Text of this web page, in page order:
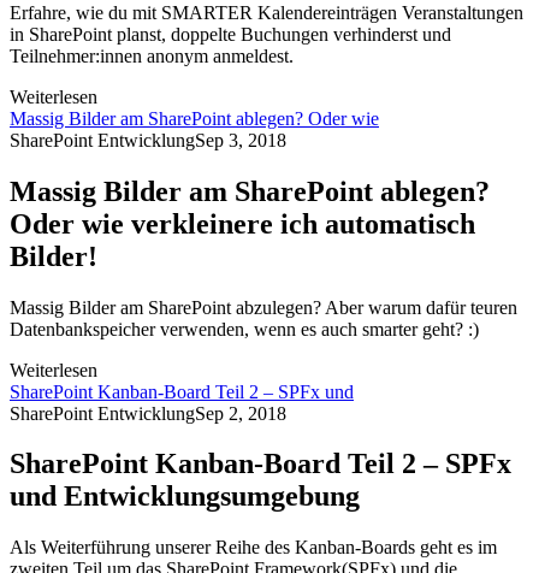
Erfahre, wie du mit SMARTER Kalendereinträgen Veranstaltungen
in SharePoint planst, doppelte Buchungen verhinderst und
Teilnehmer:innen anonym anmeldest.
Weiterlesen
Massig Bilder am SharePoint ablegen? Oder wie
SharePoint EntwicklungSep 3, 2018
Massig Bilder am SharePoint ablegen?
Oder wie verkleinere ich automatisch
Bilder!
Massig Bilder am SharePoint abzulegen? Aber warum dafür teuren
Datenbankspeicher verwenden, wenn es auch smarter geht? :)
Weiterlesen
SharePoint Kanban-Board Teil 2 – SPFx und
SharePoint EntwicklungSep 2, 2018
SharePoint Kanban-Board Teil 2 – SPFx
und Entwicklungsumgebung
Als Weiterführung unserer Reihe des Kanban-Boards geht es im